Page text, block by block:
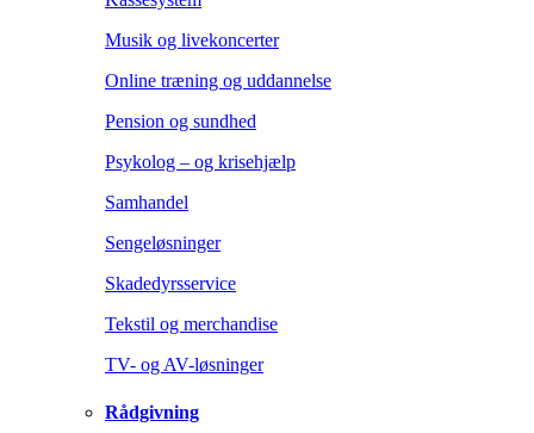
Musik og livekoncerter
Online træning og uddannelse
Pension og sundhed
Psykolog – og krisehjælp
Samhandel
Sengeløsninger
Skadedyrsservice
Tekstil og merchandise
TV- og AV-løsninger
Rådgivning